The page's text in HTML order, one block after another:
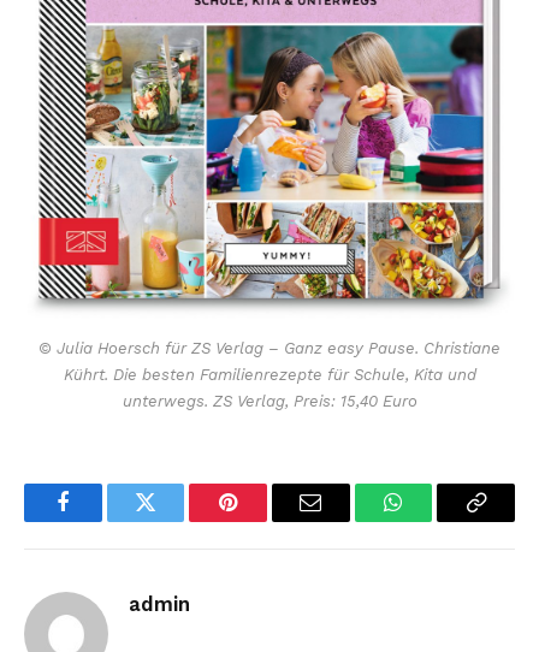
© Julia Hoersch für ZS Verlag – Ganz easy Pause. Christiane
Kührt. Die besten Familienrezepte für Schule, Kita und
unterwegs. ZS Verlag, Preis: 15,40 Euro
FacebookTwitter Pinterest Email WhatsAppCopy
admin